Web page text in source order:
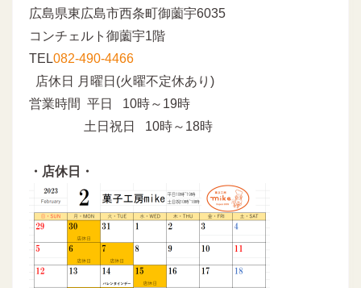
広島県東広島市西条町御薗宇6035
コンチェルト御薗宇1階
TEL082-490-4466
店休日 月曜日(火曜不定休あり)
営業時間 平日 10時～19時
土日祝日 10時～18時
・店休日・